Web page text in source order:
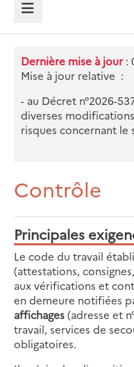
MENU
Dernière mise à jour :
Mise à jour relative :
- au Décret n°2026-
diverses
risques concernant le
Contrôle
Principales
Le code du travail
(attestations,
aux vérifications et
en demeure notifiées
affichages(adresse et
travail, services de
obligatoires.